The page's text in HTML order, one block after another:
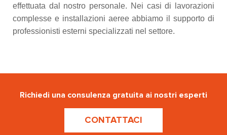
effettuata dal nostro personale. Nei casi di lavorazioni
complesse e installazioni aeree abbiamo il supporto di
professionisti esterni specializzati nel settore.
Richiedi una consulenza gratuita ai nostri esperti
CONTATTACI